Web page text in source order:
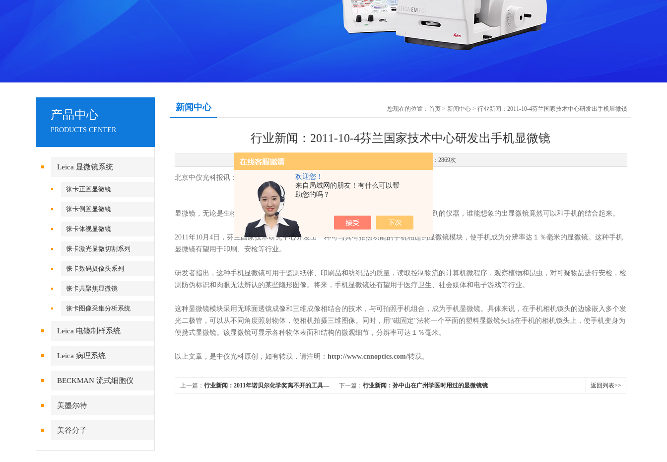
欢迎您！
来自局域网的朋友！有什么可以帮
助您的吗？
产品中心
PRODUCTS CENTER
Leica 显微镜系统
徕卡正置显微镜
徕卡倒置显微镜
徕卡体视显微镜
徕卡激光显微切割系列
徕卡数码摄像头系列
徕卡共聚焦显微镜
徕卡图像采集分析系统
Leica 电镜制样系统
Leica 病理系统
BECKMAN 流式细胞仪
美墨尔特
美谷分子
新闻中心 您现在的位置： 首页 > 新闻中心 > 行业新闻：2011-10-4芬兰国家技术中心研发出手机显微镜
行业新闻：2011-10-4芬兰国家技术中心研发出手机显微镜
更新时间：2011-12-02 点击次数：2869次
北京中仪光科报讯：
显微镜，无论是生物显微镜还是工业显微镜 等给予大家的印象都是在实验室中才能见到的仪器，谁能想象的出显微镜竟然可以和手机的结合起来。
2011年10月 4 日， 芬兰国家技术研究中心开发出一种可与具有拍照功能的手机相连的显微镜模块，使手机成为分辨率达１％毫米的显微镜。这种手机
显微镜有望用于印刷、安检等行业。
研发者指出，这种手机显微镜可用于监测纸张、印刷品和纺织品的质量，读取控制物流的计算机微程序，观察植物和昆虫，对可疑物品进行安检，检
测防伪标识和肉眼无法辨认的某些隐形图像。将来，手机显微镜还有望用于医疗卫生、社会媒体和电子游戏等行业。
这种显微镜模块采用无球面透镜成像和三维成像相结合的技术，与可拍照手机组合，成为手机显微镜。具体来说，在手机相机镜头的边缘嵌入多个发
光二极管，可以从不同角度照射物体，使相机拍摄三维图像。同时，用“磁固定”法将一个平面的塑料显微镜头贴在手机的相机镜头上，使手机变身为
便携式显微镜。该显微镜可显示各种物体表面和结构的微观细节，分辨率可达１％毫米。
以上文章，是中仪光科原创，如有转载，请注明： http://www.cnnoptics.com/转载。
上一篇： 行业新闻：2011年诺贝尔化学奖离不开的工具--- 下一篇： 行业新闻：孙中山在广州学医时用过的显微镜镜 返回列表>>